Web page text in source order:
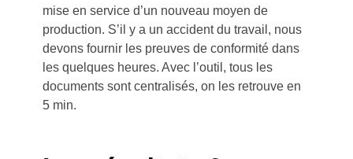
mise en service d’un nouveau moyen de
production. S’il y a un accident du travail, nous
devons fournir les preuves de conformité dans
les quelques heures. Avec l’outil, tous les
documents sont centralisés, on les retrouve en
5 min.